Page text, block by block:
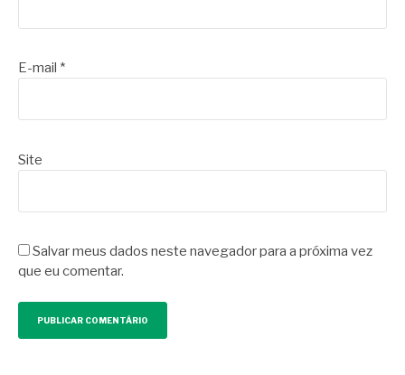
E-mail *
Site
Salvar meus dados neste navegador para a próxima vez
que eu comentar.